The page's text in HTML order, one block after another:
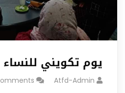
يوم تكويني
Atfd-Admin